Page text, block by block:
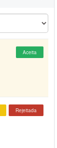
Aceita
Rejeitada